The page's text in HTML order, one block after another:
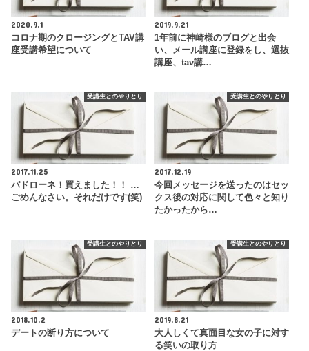
2020.9.1
コロナ期のクロージングとTAV講
座受講希望について
2019.9.21
1年前に神崎様のブログと出会
い、メール講座に登録をし、選抜
講座、tav講…
受講生とのやりとり
2017.11.25
パドローネ！買えました！！ …
ごめんなさい。それだけです(笑)
受講生とのやりとり
2017.12.19
今回メッセージを送ったのはセッ
クス後の対応に関して色々と知り
たかったから…
受講生とのやりとり
2018.10.2
デートの断り方について
受講生とのやりとり
2019.8.21
大人しくて真面目な女の子に対す
る笑いの取り方